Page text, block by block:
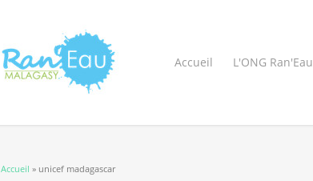
Accueil L'ONG Ran'Eau
Vous êtes ici
Accueil » unicef madagascar